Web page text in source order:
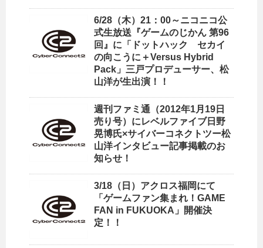
6/28（木）21：00～ニコニコ公
式生放送『ゲームのじかん 第96
回』に「ドットハック セカイ
の向こうに＋Versus Hybrid
Pack」三戸プロデューサー、松
山洋が生出演！！
週刊ファミ通（2012年1月19日
売り号）にレベルファイブ日野
晃博氏×サイバーコネクトツー松
山洋インタビュー記事掲載のお
知らせ！
3/18（日）アクロス福岡にて
「ゲームファン集まれ！GAME
FAN in FUKUOKA」開催決
定！！